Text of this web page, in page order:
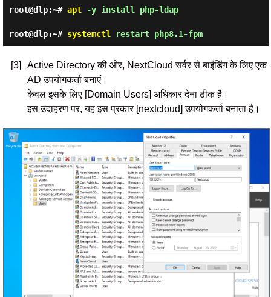
root@dlp:~# apt-y install php-ldap
root@dlp:~# systemctl restart php8.1-fpm
[3]
Active Directory की ओर, NextCloud सर्वर से बाइंडिंग के लिए एक
AD उपयोगकर्ता बनाएं।
केवल इसके लिए [Domain Users] अधिकार देना ठीक है।
इस उदाहरण पर, यह इस प्रकार [nextcloud] उपयोगकर्ता बनाता है।